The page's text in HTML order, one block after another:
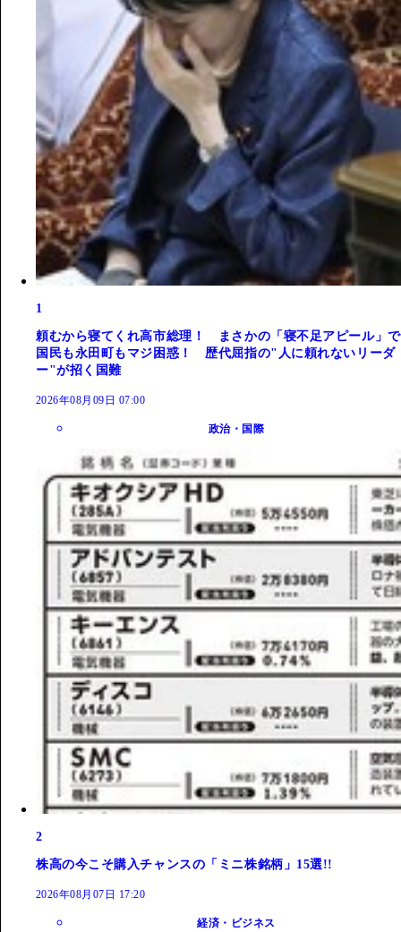
1
頼むから寝てくれ高市総理！ まさかの「寝不足アピール」で
国民も永田町もマジ困惑！ 歴代屈指の"人に頼れないリーダ
ー"が招く国難
2026年08月09日 07:00
政治・国際
2
株高の今こそ購入チャンスの「ミニ株銘柄」15選!!
2026年08月07日 17:20
経済・ビジネス